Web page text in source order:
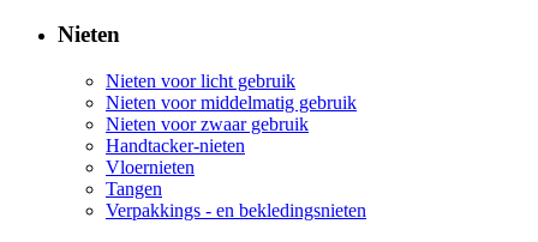
Nieten
Nieten voor licht gebruik
Nieten voor middelmatig gebruik
Nieten voor zwaar gebruik
Handtacker-nieten
Vloernieten
Tangen
Verpakkings - en bekledingsnieten